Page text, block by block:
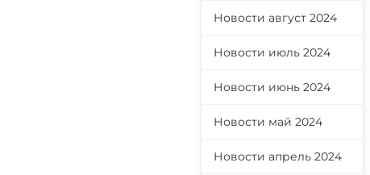
Новости август 2024
Новости июль 2024
Новости июнь 2024
Новости май 2024
Новости апрель 2024